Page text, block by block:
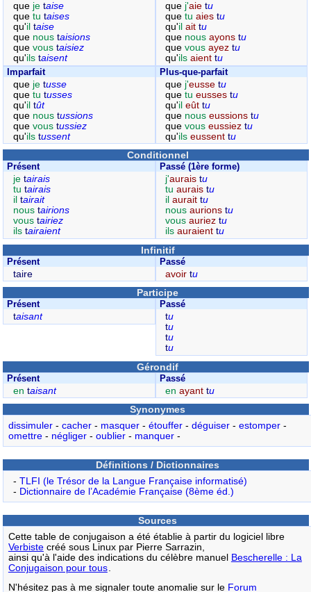
que je taise
que tu taises
qu'il taise
que nous taisions
que vous taisiez
qu'ils taisent
que j'aie tu
quetuaies tu
qu'ilait tu
que nousayons tu
quevousayez tu
qu'ilsaient tu
Imparfait
que je tusse
que tu tusses
qu'il tût
que nous tussions
que vous tussiez
qu'ils tussent
Plus-que-parfait
que j'eusse tu
quetueusses tu
qu'ileût tu
que nouseussions tu
quevouseussiez tu
qu'ilseussent tu
Conditionnel
Présent
je tairais
tu tairais
il tairait
nous tairions
vous tairiez
ils tairaient
Passé (1ère forme)
j'aurais tu
tuaurais tu
ilaurait tu
nousaurions tu
vousauriez tu
ilsauraient tu
Infinitif
Présent
taire
Passé
avoir tu
Participe
Présent
taisant
Passé
tu
tu
tu
tu
Gérondif
Présent
en taisant
Passé
enayant tu
Synonymes
dissimuler- cacher- masquer- étouffer- déguiser- estomper-
omettre- négliger- oublier- manquer-
Définitions / Dictionnaires
- TLFI (le Trésor de la Langue Française informatisé)
- Dictionnaire de l’Académie Française (8ème éd.)
Sources
Cette table de conjugaison a été établie à partir du logiciel libre
Verbistecréé sous Linux par Pierre Sarrazin,
ainsi qu'à l'aide des indications du célèbre manuel Bescherelle : La
Conjugaison pour tous
N'hésitez pas à me signaler toute anomalie sur le Forum